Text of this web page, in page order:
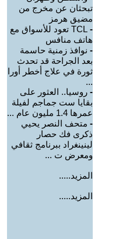
تبحثان عن مخرج من
مضيق هرمز
-
TCL تعود للأسواق مع
هاتف منافس
- نوافذ زمنية حاسمة
بعد الجراحة قد تحدث
ثورة في علاج أخطر أورا
...
- روسيا.. العثور على
بقايا ست جماجم لفيلة
عمرها 1.4 مليون عام ...
- متحف النصر يحيي
ذكرى فك حصار
لينينغراد ببرنامج ثقافي
ومعرض ت ...
المزيد.....
المزيد.....